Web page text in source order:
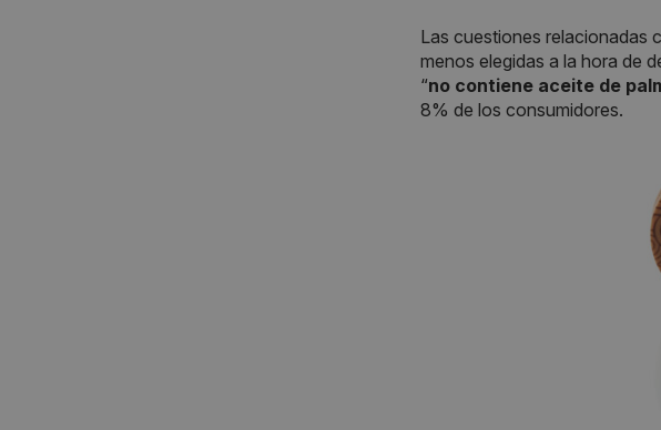
Las cuestiones relacionadas
menos elegidas a la hora de
“no contiene aceite de
8% de los consumidores.